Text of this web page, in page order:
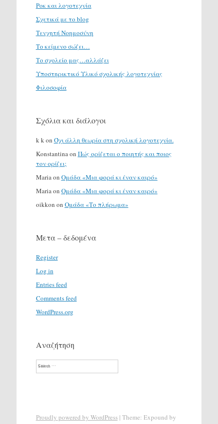
Ροκ και λογοτεχνία
Σχετικά με το blog
Τενχητή Νοημοσύνη
Το κείμενο σώζει…
Το σχολείο μας…αλλάζει
Υποστηρικτικό Υλικό σχολικής λογοτεχνίας
Φιλοσοφία
Σχόλια και διάλογοι
k k on Όχι άλλη θεωρία στη σχολική λογοτεχνία.
Konstantina on Πώς ορίζεται ο ποιητής και ποιος
τον ορίζει;
Maria on Ομάδα «Μια φορά κι έναν καιρό»
Maria on Ομάδα «Μια φορά κι έναν καιρό»
oikkon on Ομάδα «Το πλήρωμα»
Μετα – δεδομένα
Register
Log in
Entries feed
Comments feed
WordPress.org
Αναζήτηση
Search
Proudly powered by WordPress| Theme: Expound by